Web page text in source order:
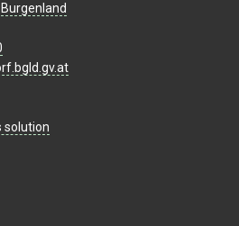
solution